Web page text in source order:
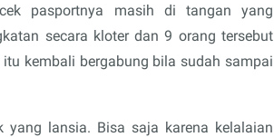
pasportnya masih di tangan yang
secara kloter dan 9 orang tersebut
kembali bergabung bila sudah sampai
lansia. Bisa saja karena kelalaian